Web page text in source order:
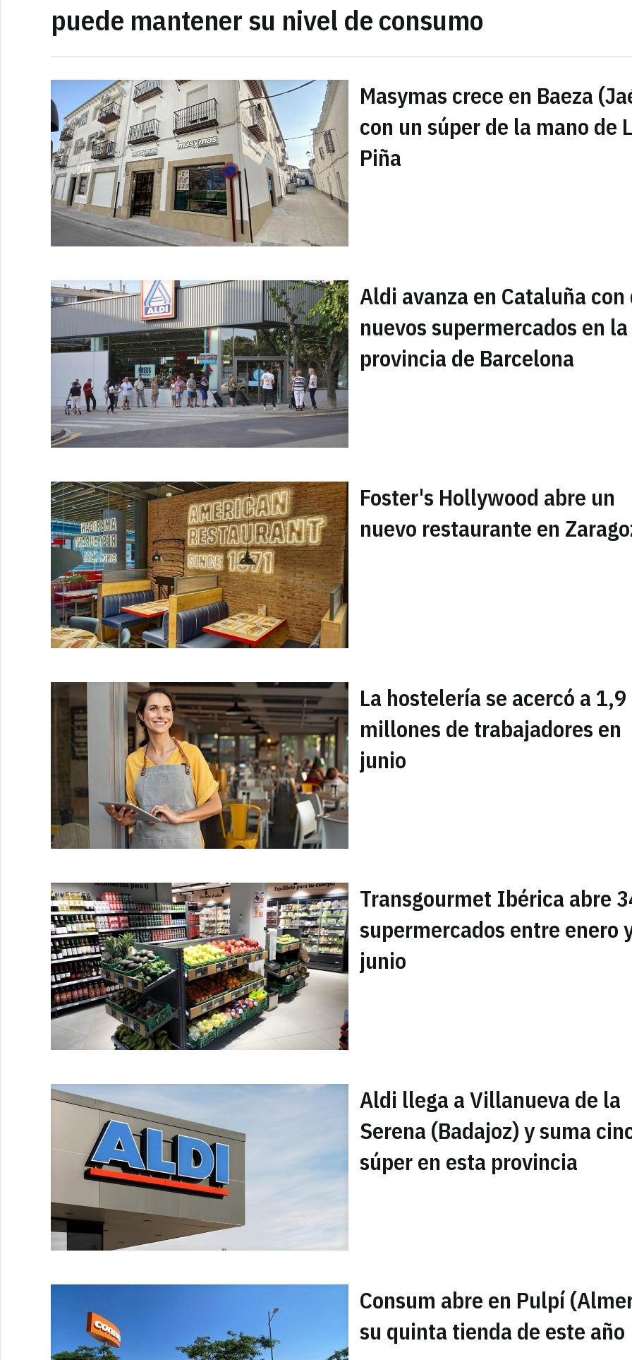
puede mantener su nivel de consumo
Masymas crece en Baeza
con un súper de la mano de
Piña
Aldi avanza en Cataluña con
nuevos supermercados en la
provincia de Barcelona
Foster's Hollywood abre un
nuevo restaurante en
La hostelería se acercó a 1,9
millones de trabajadores en
junio
Transgourmet Ibérica abre
supermercados entre enero
junio
Aldi llega a Villanueva de la
Serena (Badajoz) y suma
súper en esta provincia
Consum abre en Pulpí
su quinta tienda de este año